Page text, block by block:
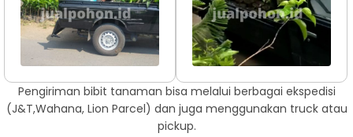
Pengiriman bibit tanaman bisa melalui berbagai ekspedisi
(J&T,Wahana, Lion Parcel) dan juga menggunakan truck atau
pickup.